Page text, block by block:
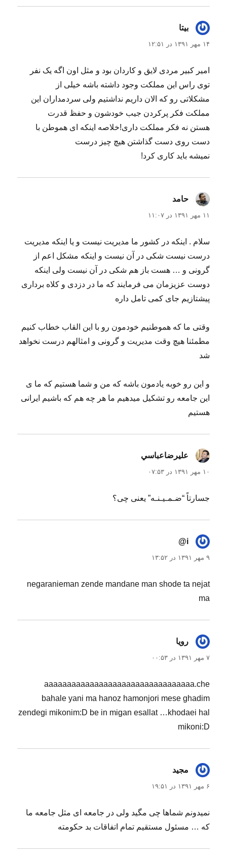
بیتا
۱۴ مهر ۱۳۹۱ در ۱۲:۵۱
امیر کبیر مردی لایق و کاردان بود و مثل اون اگه یک نفر
توی راس این مملکت وجود داشته باشه خیلی از
مشکلاتی رو که الان داریم نداشتیم ولی سردمداران این
مملکت فکر پرکردن جیب خودشون و حفظ قدرت
هستن نه فکر مملکت داری!خلاصه اینکه ای هموطن با
دست روی دست گذاشتن هیچ چیز درست
نمیشه باید کاری کرد!
حامد
۱۱ مهر ۱۳۹۱ در ۱۱:۰۷
سلام . اینکه در کشور ما مدیریت نیست و یا اینکه مدیریت
درست نیست شکی در آن نیست و اینکه مشکل اعم از
گرونی و … هست باز هم شکی در آن نیست ولی اینکه
دوست عزیزمان می فرمایند که ما در دزدی و کلاه برداری
پیشتازیم جای کمی تامل داره
وقتی ما که هموطنیم خودمون رو با این القاب خطاب کنیم
مطمئنا هیچ وقت مدیریت و گرونی و امثالهم درست نخواهد
شد
و این رو خوبه یادمون باشه که من و شما هستیم که ما ی
این جامعه رو تشکیل میدهیم ما هر چه هم که باشیم ایرانی
هستیم
عليرضاعباسي
۱۰ مهر ۱۳۹۱ در ۰۷:۵۳
جسارتاً “ضـمـیـنـه” یعنی چی؟
i@
۹ مهر ۱۳۹۱ در ۱۳:۵۲
negaranieman zende mandane man shode ta nejat
ma
رویا
۷ مهر ۱۳۹۱ در ۰۰:۵۳
aaaaaaaaaaaaaaaaaaaaaaaaaaaaaaaaa.che
bahale yani ma hanoz hamonjori mese ghadim
zendegi mikonim:D be in migan esallat …khodaei hal
mikoni:D
مجید
۶ مهر ۱۳۹۱ در ۱۹:۵۱
نمیدونم شماها چی مگید ولی در جامعه ای مثل جامعه ما
که … مسئول مستقیم تمام اتفاقات بد حکومته